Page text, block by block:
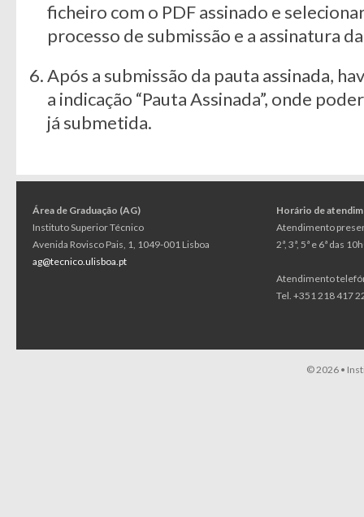
ficheiro com o PDF assinado e
processo de submissão e a assinatura
Após a submissão da pauta assinada,
a indicação “Pauta Assinada”, onde
já submetida.
Área de Graduação (AG)
Instituto Superior Técnico
Avenida Rovisco Pais, 1, 1049-001 Lisboa
ag@tecnico.ulisboa.pt
Horário de
Atendimento
2ª, 3ª, 5ª e 6ª das
Atendimento
Tel. +351 218 417
© 2026 •